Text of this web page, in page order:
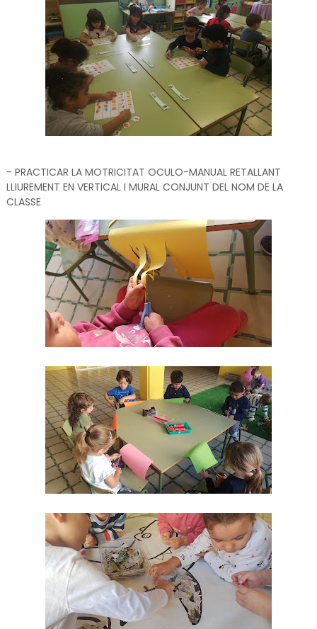
- PRACTICAR LA MOTRICITAT OCULO-MANUAL RETALLANT
LLIUREMENT EN VERTICAL I MURAL CONJUNT DEL NOM DE LA
CLASSE